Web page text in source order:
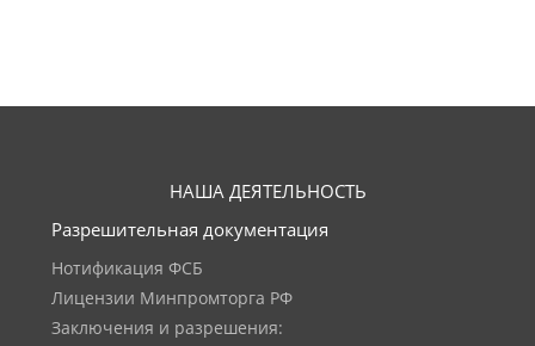
НАША ДЕЯТЕЛЬНОСТЬ
Разрешительная документация
Нотификация ФСБ
Лицензии Минпромторга РФ
Заключения и разрешения: